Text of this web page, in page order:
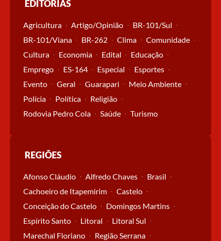
EDITORIAS
Agricultura Artigo/Opinião
BR-101/Sul
BR-101/Viana
BR-262 Clima
Comunidade
Cultura
Economia Edital
Educação
Emprego
ES-164 Especial
Esportes
Evento
Geral Guarapari
Meio Ambiente
Polícia
Política
Religião
Rodovia Pedro Cola
Saúde Turismo
REGIÕES
Afonso Cláudio Alfredo Chaves
Brasil
Cachoeiro de Itapemirim
Castelo
Conceição do Castelo
Domingos Martins
Espírito Santo
Litoral
Litoral Sul
Marechal Floriano
Região Serrana